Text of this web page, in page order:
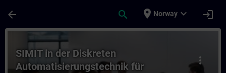
arrow_back search place Norway expand_more login
Kurs - SIMIT in der Diskreten
more_vert
SIMIT in der Diskreten
Automatisierungstechnik für